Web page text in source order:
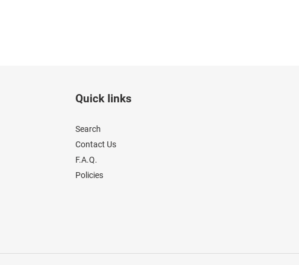
Quick links
Search
Contact Us
F.A.Q.
Policies